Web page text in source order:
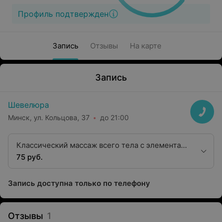
Профиль подтвержден
Запись Отзывы На карте
Запись
Шевелюра
Минск, ул. Кольцова, 37 до 21:00
Классический массаж всего тела с элементами
лимфодренажа «полная релаксация» (кроме
75 руб.
Запись доступна только по телефону
Отзывы 1